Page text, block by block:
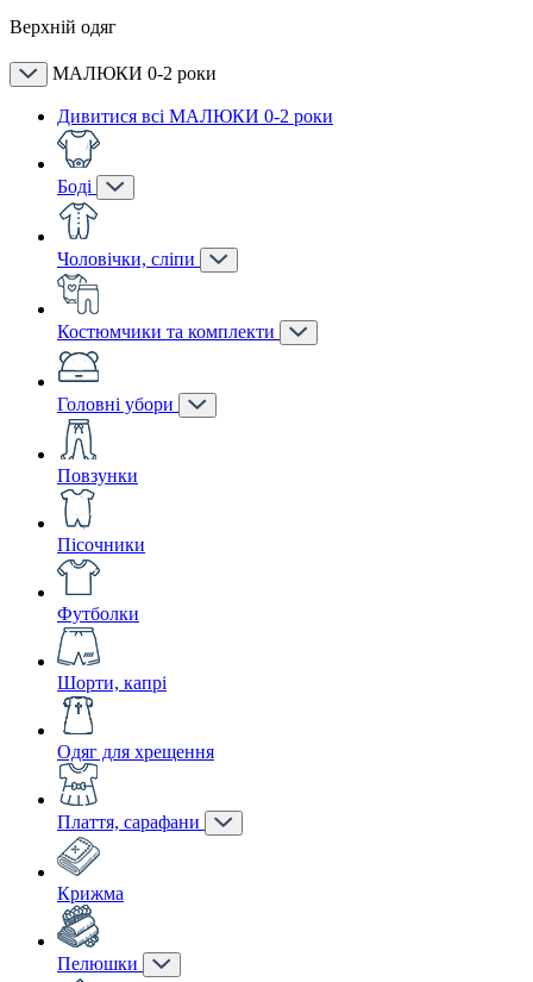
Верхній одяг
МАЛЮКИ 0-2 роки
Дивитися всі МАЛЮКИ 0-2 роки
Боді
Чоловічки, сліпи
Костюмчики та комплекти
Головні убори
Повзунки
Пісочники
Футболки
Шорти, капрі
Одяг для хрещення
Плаття, сарафани
Крижма
Пелюшки